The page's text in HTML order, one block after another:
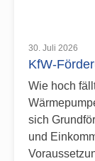
30. Juli 2026
KfW-
Wie hoch
sich
und